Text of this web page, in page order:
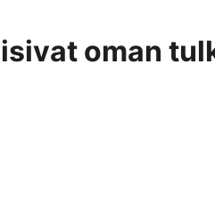
oman